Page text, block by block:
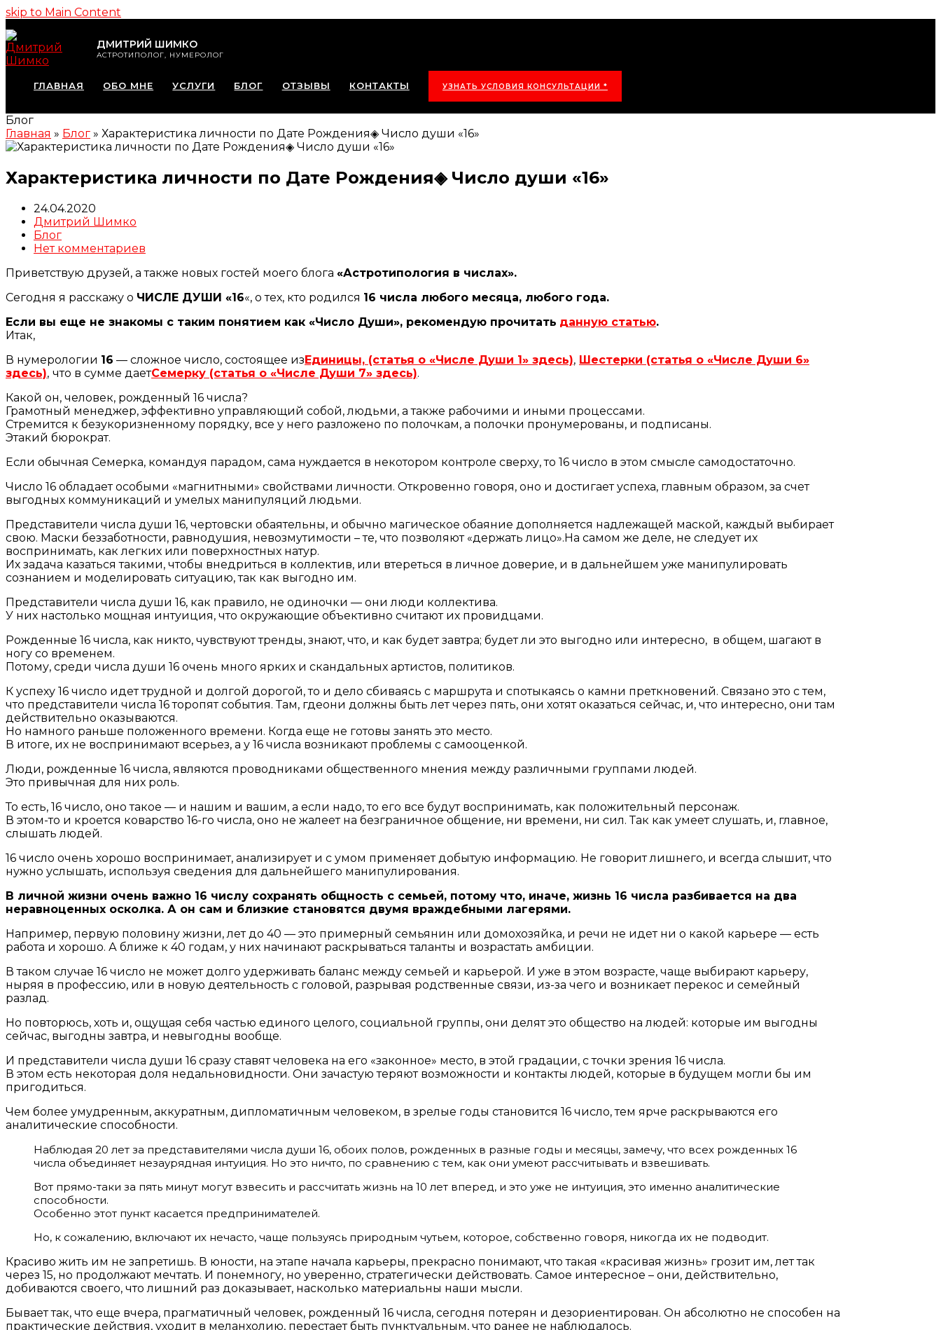
skip to Main Content
ДМИТРИЙ ШИМКО
АСТРОТИПОЛОГ, НУМЕРОЛОГ
ГЛАВНАЯ ОБО МНЕ УСЛУГИ БЛОГ ОТЗЫВЫ КОНТАКТЫ УЗНАТЬ УСЛОВИЯ КОНСУЛЬТАЦИИ *
Блог
Главная » Блог » Характеристика личности по Дате Рождения◈ Число души «16»
Характеристика личности по Дате Рождения◈ Число души «16»
24.04.2020
Дмитрий Шимко
Блог
Нет комментариев
Приветствую друзей, а также новых гостей моего блога «Астротипология в числах».
Сегодня я расскажу о ЧИСЛЕ ДУШИ «16«, о тех, кто родился 16 числа любого месяца, любого года.
Если вы еще не знакомы с таким понятием как «Число Души», рекомендую прочитать данную статью.
Итак,
В нумерологии 16 — сложное число, состоящее изЕдиницы, (статья о «Числе Души 1» здесь), Шестерки (статья о «Числе Души 6»
здесь), что в сумме даетСемерку (статья о «Числе Души 7» здесь).
Какой он, человек, рожденный 16 числа?
Грамотный менеджер, эффективно управляющий собой, людьми, а также рабочими и иными процессами.
Стремится к безукоризненному порядку, все у него разложено по полочкам, а полочки пронумерованы, и подписаны.
Этакий бюрократ.
Если обычная Семерка, командуя парадом, сама нуждается в некотором контроле сверху, то 16 число в этом смысле самодостаточно.
Число 16 обладает особыми «магнитными» свойствами личности. Откровенно говоря, оно и достигает успеха, главным образом, за счет
выгодных коммуникаций и умелых манипуляций людьми.
Представители числа души 16, чертовски обаятельны, и обычно магическое обаяние дополняется надлежащей маской, каждый выбирает
свою. Маски беззаботности, равнодушия, невозмутимости – те, что позволяют «держать лицо».На самом же деле, не следует их
воспринимать, как легких или поверхностных натур.
Их задача казаться такими, чтобы внедриться в коллектив, или втереться в личное доверие, и в дальнейшем уже манипулировать
сознанием и моделировать ситуацию, так как выгодно им.
Представители числа души 16, как правило, не одиночки — они люди коллектива.
У них настолько мощная интуиция, что окружающие объективно считают их провидцами.
Рожденные 16 числа, как никто, чувствуют тренды, знают, что, и как будет завтра; будет ли это выгодно или интересно, в общем, шагают в
ногу со временем.
Потому, среди числа души 16 очень много ярких и скандальных артистов, политиков.
К успеху 16 число идет трудной и долгой дорогой, то и дело сбиваясь с маршрута и спотыкаясь о камни преткновений. Связано это с тем,
что представители числа 16 торопят события. Там, гдеони должны быть лет через пять, они хотят оказаться сейчас, и, что интересно, они там
действительно оказываются.
Но намного раньше положенного времени. Когда еще не готовы занять это место.
В итоге, их не воспринимают всерьез, а у 16 числа возникают проблемы с самооценкой.
Люди, рожденные 16 числа, являются проводниками общественного мнения между различными группами людей.
Это привычная для них роль.
То есть, 16 число, оно такое — и нашим и вашим, а если надо, то его все будут воспринимать, как положительный персонаж.
В этом-то и кроется коварство 16-го числа, оно не жалеет на безграничное общение, ни времени, ни сил. Так как умеет слушать, и, главное,
слышать людей.
16 число очень хорошо воспринимает, анализирует и с умом применяет добытую информацию. Не говорит лишнего, и всегда слышит, что
нужно услышать, используя сведения для дальнейшего манипулирования.
В личной жизни очень важно 16 числу сохранять общность с семьей, потому что, иначе, жизнь 16 числа разбивается на два
неравноценных осколка. А он сам и близкие становятся двумя враждебными лагерями.
Например, первую половину жизни, лет до 40 — это примерный семьянин или домохозяйка, и речи не идет ни о какой карьере — есть
работа и хорошо. А ближе к 40 годам, у них начинают раскрываться таланты и возрастать амбиции.
В таком случае 16 число не может долго удерживать баланс между семьей и карьерой. И уже в этом возрасте, чаще выбирают карьеру,
ныряя в профессию, или в новую деятельность с головой, разрывая родственные связи, из-за чего и возникает перекос и семейный
разлад.
Но повторюсь, хоть и, ощущая себя частью единого целого, социальной группы, они делят это общество на людей: которые им выгодны
сейчас, выгодны завтра, и невыгодны вообще.
И представители числа души 16 сразу ставят человека на его «законное» место, в этой градации, с точки зрения 16 числа.
В этом есть некоторая доля недальновидности. Они зачастую теряют возможности и контакты людей, которые в будущем могли бы им
пригодиться.
Чем более умудренным, аккуратным, дипломатичным человеком, в зрелые годы становится 16 число, тем ярче раскрываются его
аналитические способности.
Наблюдая 20 лет за представителями числа души 16, обоих полов, рожденных в разные годы и месяцы, замечу, что всех рожденных 16
числа объединяет незаурядная интуиция. Но это ничто, по сравнению с тем, как они умеют рассчитывать и взвешивать.
Вот прямо-таки за пять минут могут взвесить и рассчитать жизнь на 10 лет вперед, и это уже не интуиция, это именно аналитические
способности.
Особенно этот пункт касается предпринимателей.
Но, к сожалению, включают их нечасто, чаще пользуясь природным чутьем, которое, собственно говоря, никогда их не подводит.
Красиво жить им не запретишь. В юности, на этапе начала карьеры, прекрасно понимают, что такая «красивая жизнь» грозит им, лет так
через 15, но продолжают мечтать. И понемногу, но уверенно, стратегически действовать. Самое интересное – они, действительно,
добиваются своего, что лишний раз доказывает, насколько материальны наши мысли.
Бывает так, что еще вчера, прагматичный человек, рожденный 16 числа, сегодня потерян и дезориентирован. Он абсолютно не способен на
практические действия, уходит в меланхолию, перестает быть пунктуальным, что ранее не наблюдалось.